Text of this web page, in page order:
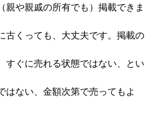
親や親戚の所有でも）掲載できま
古くっても、大丈夫です。掲載の
すぐに売れる状態ではない、とい
はない、金額次第で売ってもよ